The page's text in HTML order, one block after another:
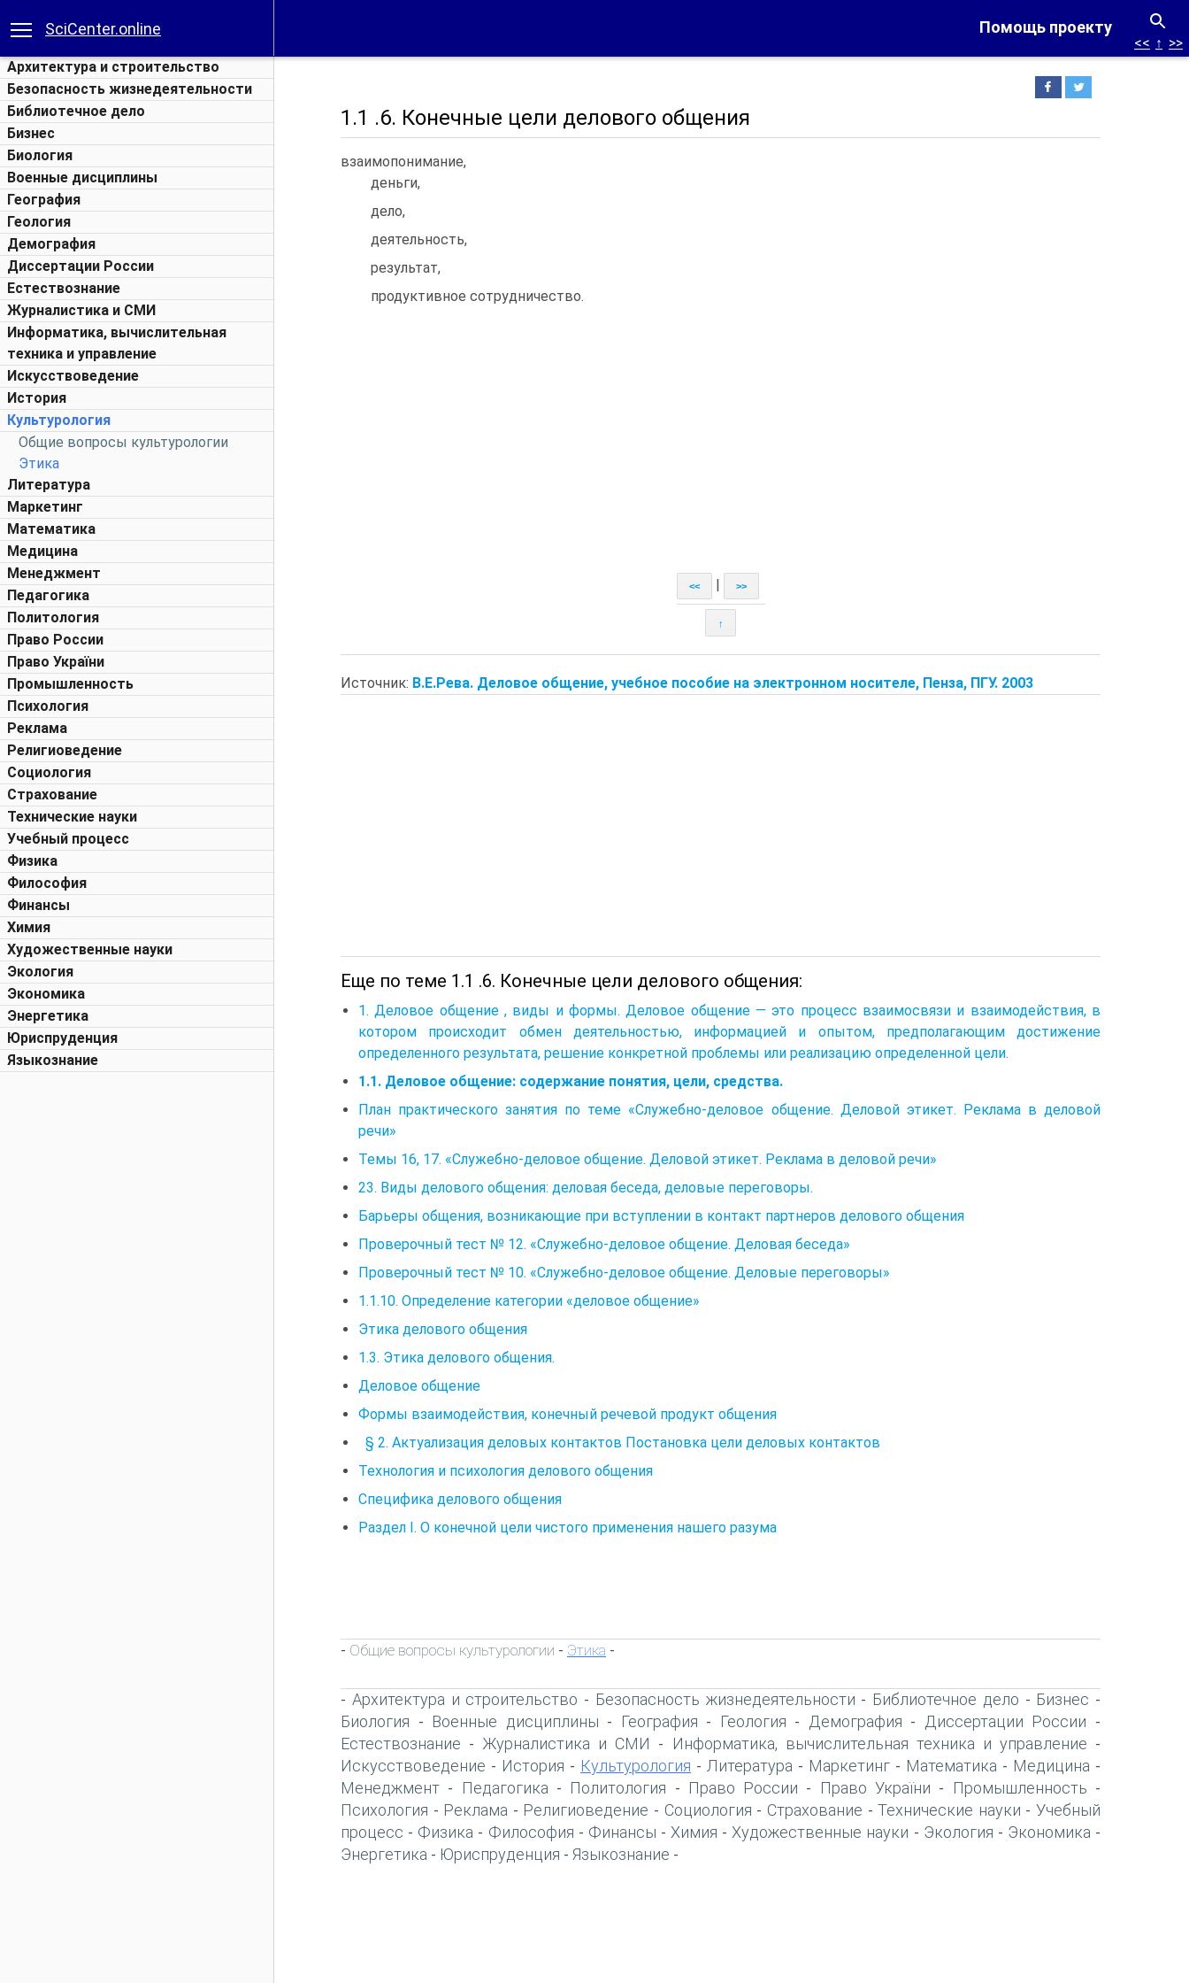
Помощь проекту
SciCenter.online
Архитектура и строительство
Безопасность жизнедеятельности
Библиотечное дело
Бизнес
Биология
Военные дисциплины
География
Геология
Демография
Диссертации России
Естествознание
Журналистика и СМИ
Информатика, вычислительная
техника и управление
Искусствоведение
История
Культурология
Общие вопросы культурологии
Этика
Литература
Маркетинг
Математика
Медицина
Менеджмент
Педагогика
Политология
Право России
Право України
Промышленность
Психология
Реклама
Религиоведение
Социология
Страхование
Технические науки
Учебный процесс
Физика
Философия
Финансы
Химия
Художественные науки
Экология
Экономика
Энергетика
Юриспруденция
Языкознание
<< ↑ >>
1.1 .6. Конечные цели делового общения
взаимопонимание,
деньги,
дело,
деятельность,
результат,
продуктивное сотрудничество.
<< >>
↑
Источник: В.Е.Рева. Деловое общение, учебное пособие на электронном носителе, Пенза, ПГУ. 2003
Еще по теме 1.1 .6. Конечные цели делового общения:
1. Деловое общение , виды и формы. Деловое общение — это процесс взаимосвязи и взаимодействия, в
котором происходит обмен деятельностью, информацией и опытом, предполагающим достижение
определенного результата, решение конкретной проблемы или реализацию определенной цели.
1.1. Деловое общение: содержание понятия, цели, средства.
План практического занятия по теме «Служебно-деловое общение. Деловой этикет. Реклама в деловой
речи»
Темы 16, 17. «Служебно-деловое общение. Деловой этикет. Реклама в деловой речи»
23. Виды делового общения: деловая беседа, деловые переговоры.
Барьеры общения, возникающие при вступлении в контакт партнеров делового общения
Проверочный тест № 12. «Служебно-деловое общение. Деловая беседа»
Проверочный тест № 10. «Служебно-деловое общение. Деловые переговоры»
1.1.10. Определение категории «деловое общение»
Этика делового общения
1.3. Этика делового общения.
Деловое общение
Формы взаимодействия, конечный речевой продукт общения
§ 2. Актуализация деловых контактов Постановка цели деловых контактов
Технология и психология делового общения
Специфика делового общения
Раздел I. О конечной цели чистого применения нашего разума
- Общие вопросы культурологии - Этика -
- Архитектура и строительство - Безопасность жизнедеятельности - Библиотечное дело - Бизнес -
Биология - Военные дисциплины - География - Геология - Демография - Диссертации России -
Естествознание - Журналистика и СМИ - Информатика, вычислительная техника и управление -
Искусствоведение - История - Культурология - Литература - Маркетинг - Математика - Медицина -
Менеджмент - Педагогика - Политология - Право России - Право України - Промышленность -
Психология - Реклама - Религиоведение - Социология - Страхование -Технические науки -Учебный
процесс - Физика - Философия - Финансы - Химия - Художественные науки - Экология - Экономика -
Энергетика - Юриспруденция - Языкознание -